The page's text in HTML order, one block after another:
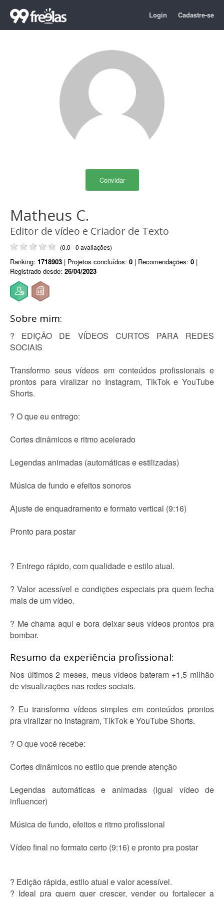
Login Cadastre-se
Convidar
Matheus C.
Editor de vídeo e Criador de Texto
(0.0 - 0 avaliações)
Ranking: 1718903 | Projetos concluídos: 0 | Recomendações: 0 |
Registrado desde: 26/04/2023
Sobre mim:
? EDIÇÃO DE VÍDEOS CURTOS PARA REDES
SOCIAIS
Transformo seus vídeos em conteúdos profissionais e
prontos para viralizar no Instagram, TikTok e YouTube
Shorts.
? O que eu entrego:
Cortes dinâmicos e ritmo acelerado
Legendas animadas (automáticas e estilizadas)
Música de fundo e efeitos sonoros
Ajuste de enquadramento e formato vertical (9:16)
Pronto para postar
? Entrego rápido, com qualidade e estilo atual.
? Valor acessível e condições especiais pra quem fecha
mais de um vídeo.
? Me chama aqui e bora deixar seus vídeos prontos pra
bombar.
Resumo da experiência profissional:
Nos últimos 2 meses, meus vídeos bateram +1,5 milhão
de visualizações nas redes sociais.
? Eu transformo vídeos simples em conteúdos prontos
pra viralizar no Instagram, TikTok e YouTube Shorts.
? O que você recebe:
Cortes dinâmicos no estilo que prende atenção
Legendas automáticas e animadas (igual vídeo de
influencer)
Música de fundo, efeitos e ritmo profissional
Vídeo final no formato certo (9:16) e pronto pra postar
? Edição rápida, estilo atual e valor acessível.
? Ideal pra quem quer crescer, vender ou fortalecer a